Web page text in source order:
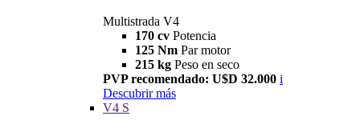
Multistrada V4
170 cv Potencia
125 Nm Par motor
215 kg Peso en seco
PVP recomendado: U$D 32.000 i
Descubrir más
V4 S